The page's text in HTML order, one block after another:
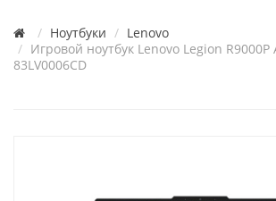
Ноутбуки
Lenovo
Игровой ноутбук Lenovo Legion R9000P
83LV0006CD